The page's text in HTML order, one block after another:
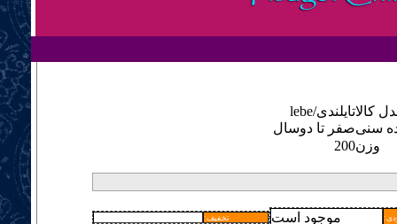
lebe/تایلندیکالا
صفر تا دوسالسنی
200وزن
:تخفیف موجود است